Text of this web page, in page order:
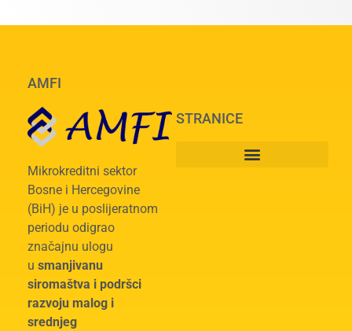
AMFI
Mikrokreditni sektor
Bosne i Hercegovine
(BiH) je u poslijeratnom
periodu odigrao
značajnu ulogu
u smanjivanu
siromaštva i podršci
razvoju malog i
srednjeg
STRANICE